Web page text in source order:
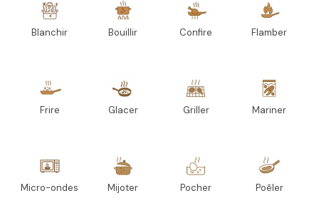
Blanchir Bouillir Confire Flamber
Frire Glacer Griller Mariner
Micro-ondes Mijoter Pocher Poêler